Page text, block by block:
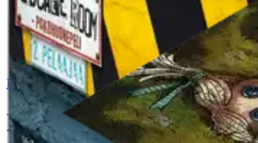
Escape Room
Escape Room Horror